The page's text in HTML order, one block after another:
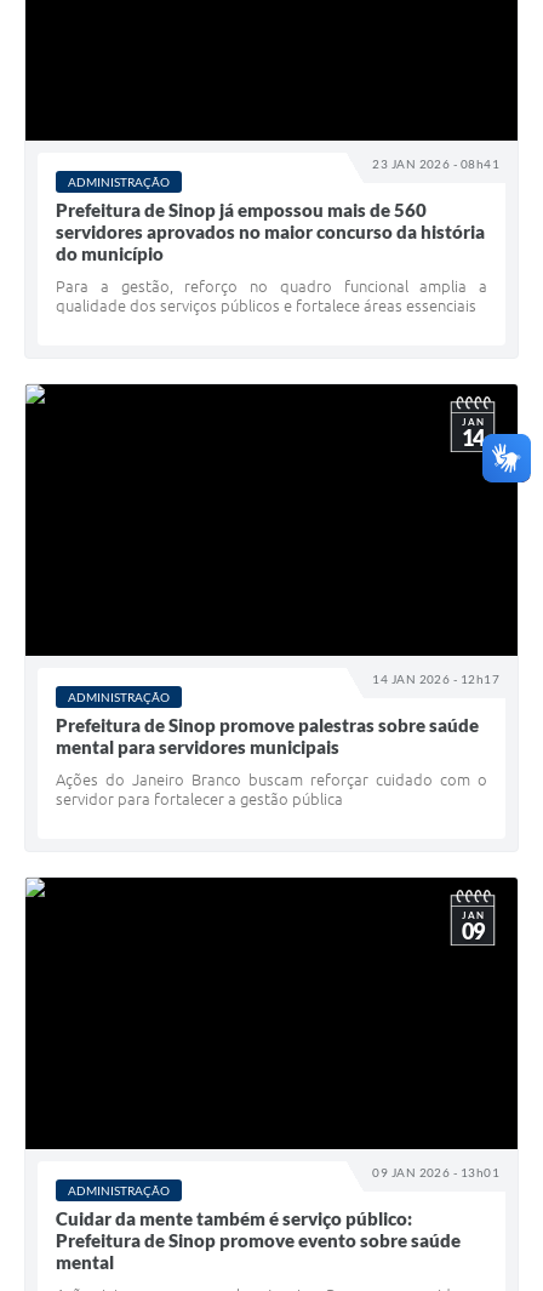
23 JAN 2026 - 08h41
ADMINISTRAÇÃO
Prefeitura de Sinop já empossou mais de 560
servidores aprovados no maior concurso da história
do município
​Para a gestão, reforço no quadro funcional amplia a
qualidade dos serviços públicos e fortalece áreas essenciais
14 JAN 2026 - 12h17
JAN
14
ADMINISTRAÇÃO
Prefeitura de Sinop promove palestras sobre saúde
mental para servidores municipais
Ações do Janeiro Branco buscam reforçar cuidado com o
servidor para fortalecer a gestão pública
09 JAN 2026 - 13h01
JAN
09
ADMINISTRAÇÃO
Cuidar da mente também é serviço público:
Prefeitura de Sinop promove evento sobre saúde
mental